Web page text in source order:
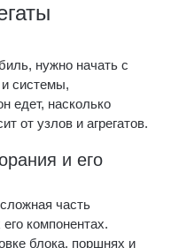
нужно начать с
системы,
едет, насколько
от узлов и агрегатов.
и его
часть
компонентах.
блока, поршнях и